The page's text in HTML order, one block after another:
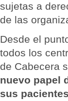
sujetas a
de las
Desde el
todos los
de Cabecera
nuevo papel
sus pacientes